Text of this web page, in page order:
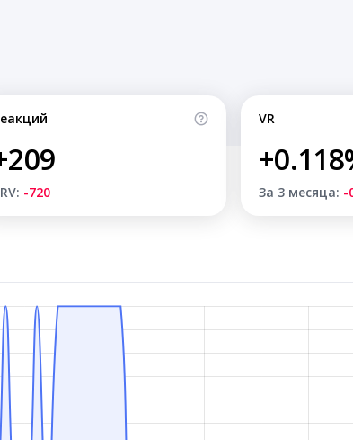
-720
VR
За 3 месяца: -